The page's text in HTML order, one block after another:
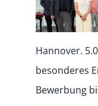
Hannover.
besonderes
Bewerbung